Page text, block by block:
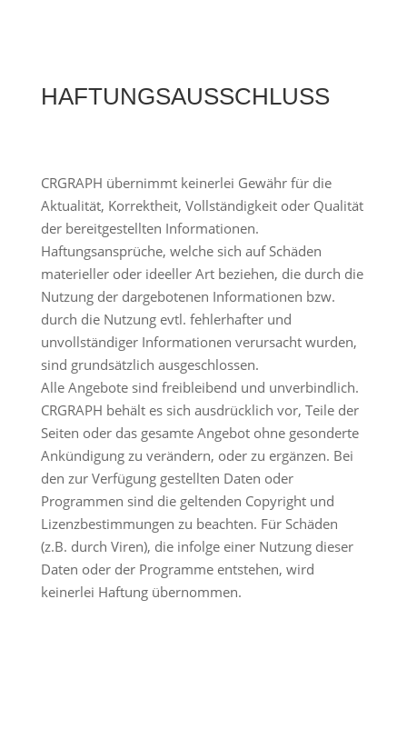
HAFTUNGSAUSSCHLUSS
CRGRAPH übernimmt keinerlei Gewähr für die
Aktualität, Korrektheit, Vollständigkeit oder Qualität
der bereitgestellten Informationen.
Haftungsansprüche, welche sich auf Schäden
materieller oder ideeller Art beziehen, die durch die
Nutzung der dargebotenen Informationen bzw.
durch die Nutzung evtl. fehlerhafter und
unvollständiger Informationen verursacht wurden,
sind grundsätzlich ausgeschlossen.
Alle Angebote sind freibleibend und unverbindlich.
CRGRAPH behält es sich ausdrücklich vor, Teile der
Seiten oder das gesamte Angebot ohne gesonderte
Ankündigung zu verändern, oder zu ergänzen. Bei
den zur Verfügung gestellten Daten oder
Programmen sind die geltenden Copyright und
Lizenzbestimmungen zu beachten. Für Schäden
(z.B. durch Viren), die infolge einer Nutzung dieser
Daten oder der Programme entstehen, wird
keinerlei Haftung übernommen.